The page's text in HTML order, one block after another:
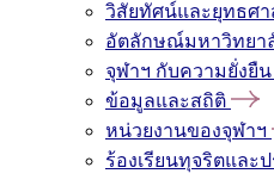
วิสัยทัศน์และยุทธศา
อัตลักษณ์มหาวิทยา
จุฬาฯ กับความยั่งยืน
ข้อมูลและสถิติ
หน่วยงานของจุฬาฯ
ร้องเรียนทุจริตและ